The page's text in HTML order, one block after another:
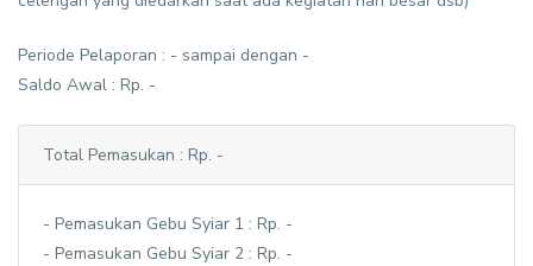
Periode Pelaporan : - sampai dengan -
Saldo Awal : Rp. -
Total Pemasukan : Rp. -
- Pemasukan Gebu Syiar 1 : Rp. -
- Pemasukan Gebu Syiar 2 : Rp. -